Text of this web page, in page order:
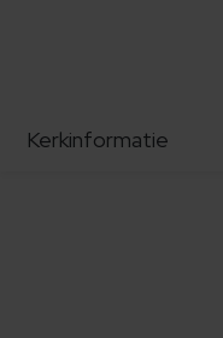
Kerkinformatie